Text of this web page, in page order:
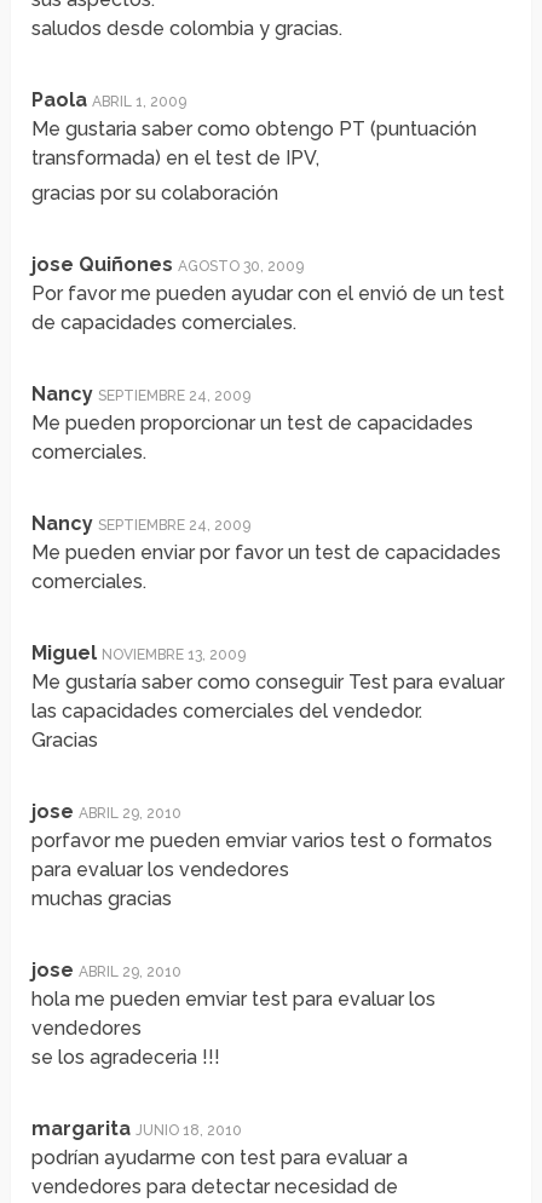
saludos desde colombia y gracias.
Paola ABRIL 1, 2009
Me gustaria saber como obtengo PT (puntuación
transformada) en el test de IPV,
gracias por su colaboración
jose Quiñones AGOSTO 30, 2009
Por favor me pueden ayudar con el envió de un test
de capacidades comerciales.
Nancy SEPTIEMBRE 24, 2009
Me pueden proporcionar un test de capacidades
comerciales.
Nancy SEPTIEMBRE 24, 2009
Me pueden enviar por favor un test de capacidades
comerciales.
Miguel NOVIEMBRE 13, 2009
Me gustaría saber como conseguir Test para evaluar
las capacidades comerciales del vendedor.
Gracias
jose ABRIL 29, 2010
porfavor me pueden emviar varios test o formatos
para evaluar los vendedores
muchas gracias
jose ABRIL 29, 2010
hola me pueden emviar test para evaluar los
vendedores
se los agradeceria !!!
margarita JUNIO 18, 2010
podrían ayudarme con test para evaluar a
vendedores para detectar necesidad de